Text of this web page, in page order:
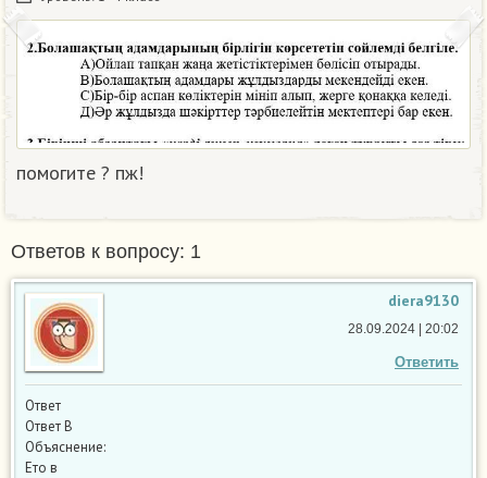
помогите ? пж!​
Ответов к вопросу: 1
diera9130
Ответить
28.09.2024 | 20:02
Ответ
Ответ В
Объяснение:
Ето в